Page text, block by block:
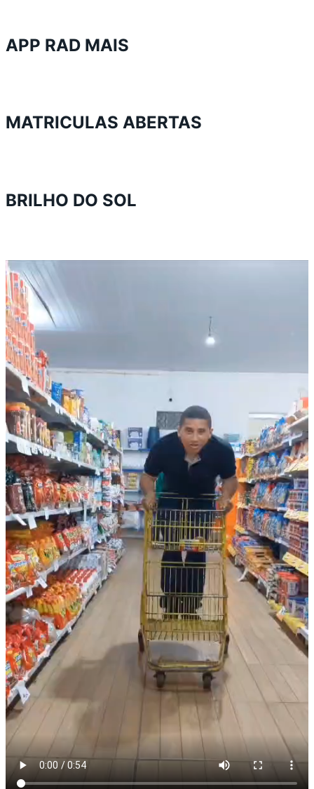
APP RAD MAIS
MATRICULAS ABERTAS
BRILHO DO SOL